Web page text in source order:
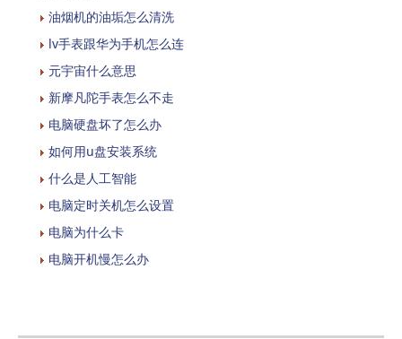
油烟机的油垢怎么清洗
lv手表跟华为手机怎么连
元宇宙什么意思
新摩凡陀手表怎么不走
电脑硬盘坏了怎么办
如何用u盘安装系统
什么是人工智能
电脑定时关机怎么设置
电脑为什么卡
电脑开机慢怎么办